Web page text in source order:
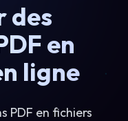
des
en
ligne
PDF en fichiers